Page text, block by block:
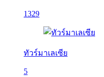
1329
ทัวร์มาเลเซีย
5